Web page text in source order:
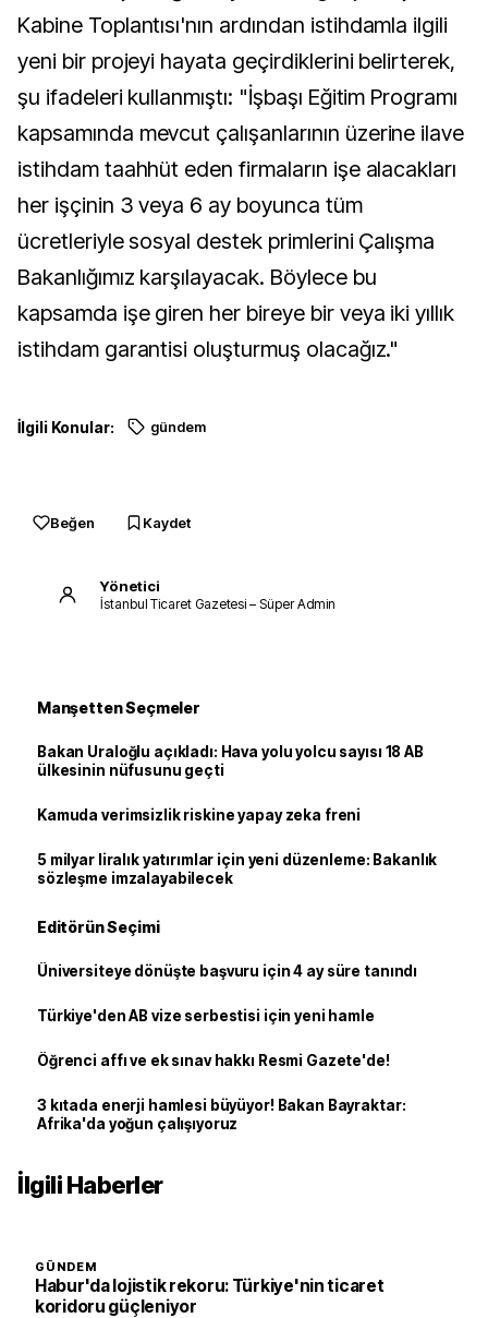
Kabine Toplantısı'nın ardından istihdamla ilgili
yeni bir projeyi hayata geçirdiklerini belirterek,
şu ifadeleri kullanmıştı: "İşbaşı Eğitim Programı
kapsamında mevcut çalışanlarının üzerine ilave
istihdam taahhüt eden firmaların işe alacakları
her işçinin 3 veya 6 ay boyunca tüm
ücretleriyle sosyal destek primlerini Çalışma
Bakanlığımız karşılayacak. Böylece bu
kapsamda işe giren her bireye bir veya iki yıllık
istihdam garantisi oluşturmuş olacağız."
İlgili Konular: gündem
Beğen Kaydet
Yönetici
İstanbul Ticaret Gazetesi – Süper Admin
Manşetten Seçmeler
Bakan Uraloğlu açıkladı: Hava yolu yolcu sayısı 18 AB
ülkesinin nüfusunu geçti
Kamuda verimsizlik riskine yapay zeka freni
5 milyar liralık yatırımlar için yeni düzenleme: Bakanlık
sözleşme imzalayabilecek
Editörün Seçimi
Üniversiteye dönüşte başvuru için 4 ay süre tanındı
Türkiye'den AB vize serbestisi için yeni hamle
Öğrenci affı ve ek sınav hakkı Resmi Gazete'de!
3 kıtada enerji hamlesi büyüyor! Bakan Bayraktar:
Afrika'da yoğun çalışıyoruz
İlgili Haberler
GÜNDEM
Habur'da lojistik rekoru: Türkiye'nin ticaret
koridoru güçleniyor